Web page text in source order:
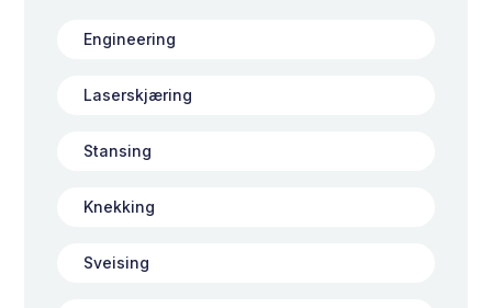
Engineering
Laserskjæring
Stansing
Knekking
Sveising